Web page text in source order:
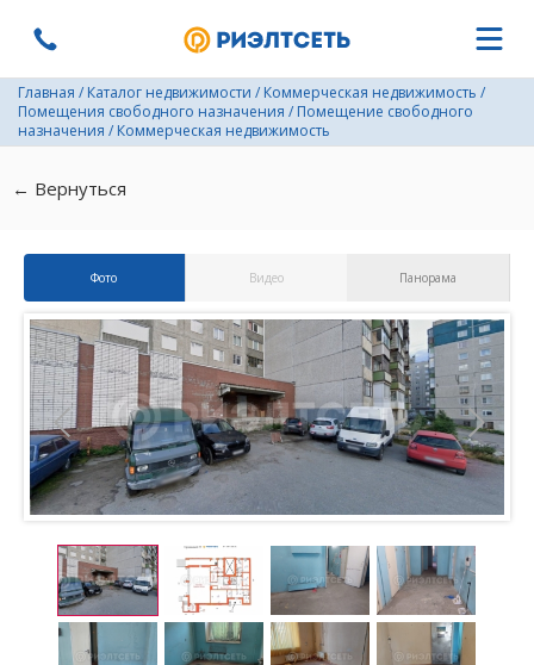
Главная / Каталог недвижимости / Коммерческая недвижимость /
Помещения свободного назначения / Помещение свободного
назначения / Коммерческая недвижимость
← Вернуться
Фото Видео Панорама